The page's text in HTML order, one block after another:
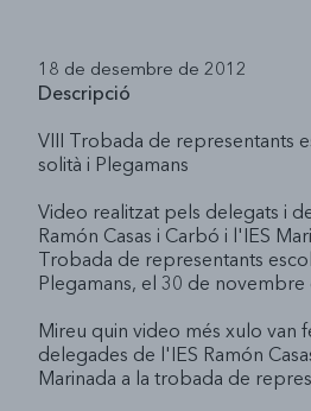
Sales d'entitats
Mobilitat
Habitatge
Fem pistes
Projecte GPS
Col·lectius Informals
Karpasana
SEXmana
O2
Setmana sense Alcohol
Espai Ben-estar
Fem patis
Visites setmanals
Suport als Centres
Intervencions a les aules
Suport als equips docents
PROMOCIÓ CULTURAL
Palau Ressona, concurs de
Exposicions de joves artistes
Cultura i entitats
Llibres i ràdio
18 de desembre de 2012
Descripció
VIII Trobada de representants
solità i Plegamans
Video realitzat pels delegats i
Ramón Casas i Carbó i l'IES
Trobada de representants
Plegamans, el 30 de novembre
Mireu quin video més xulo van
delegades de l'IES Ramón
Marinada a la trobada de